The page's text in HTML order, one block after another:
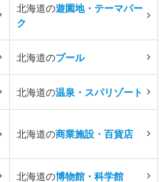
北海道の遊園地・テーマパー
ク
北海道のプール
北海道の温泉・スパリゾート
北海道の商業施設・百貨店
北海道の博物館・科学館